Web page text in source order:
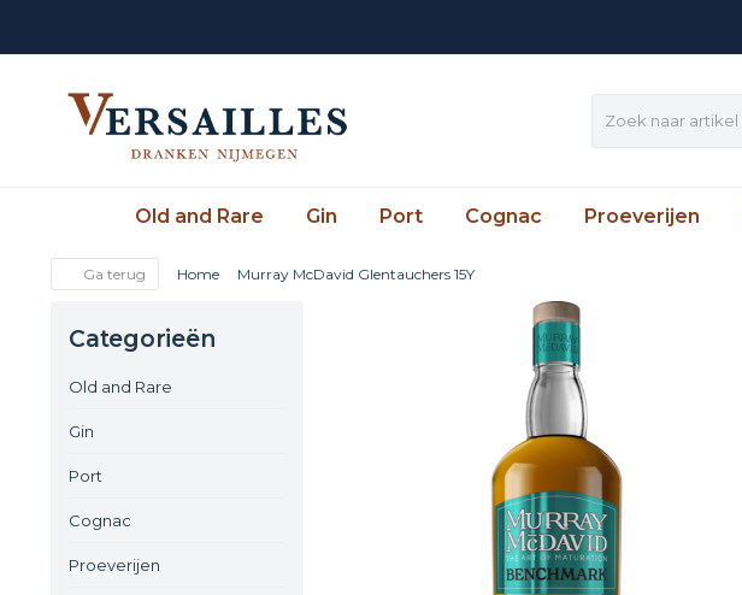
Old and Rare Gin Port Cognac Proeverijen
Ga terug Home Murray McDavid Glentauchers 15Y
Categorieën
Old and Rare
Gin
Port
Cognac
Proeverijen